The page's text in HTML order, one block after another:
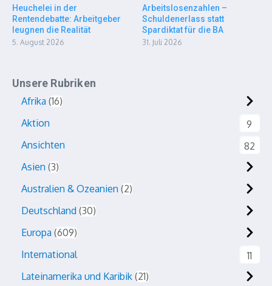
Heuchelei in der
Rentendebatte: Arbeitgeber
leugnen die Realität
5. August 2026
Arbeitslosenzahlen –
Schuldenerlass statt
Spardiktat für die BA
31. Juli 2026
Unsere Rubriken
Afrika 16
Aktion
9
Ansichten
82
Asien 3
Australien & Ozeanien 2
Deutschland 30
Europa 609
International
11
Lateinamerika und Karibik 21